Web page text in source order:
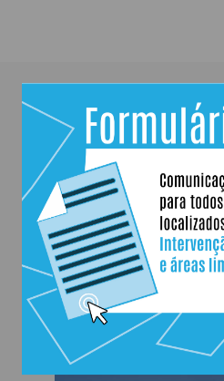
mais parques
Jardim do